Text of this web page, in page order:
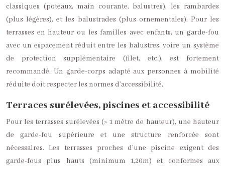
classiques (poteaux, main courante, balustres), les rambardes
(plus légères), et les balustrades (plus ornementales). Pour les
terrasses en hauteur ou les familles avec enfants, un garde-fou
avec un espacement réduit entre les balustres, voire un système
de protection supplémentaire (filet, etc.), est fortement
recommandé. Un garde-corps adapté aux personnes à mobilité
réduite doit respecter les normes d’accessibilité.
Terraces surélevées, piscines et accessibilité
Pour les terrasses surélevées (> 1 mètre de hauteur), une hauteur
de garde-fou supérieure et une structure renforcée sont
nécessaires. Les terrasses proches d’une piscine exigent des
garde-fous plus hauts (minimum 1,20m) et conformes aux